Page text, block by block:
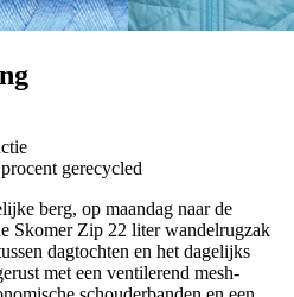
gerecycled
berg, op maandag naar de
Skomer Zip 22 liter wandelrugzak
dagtochten en het dagelijks
met een ventilerend mesh-